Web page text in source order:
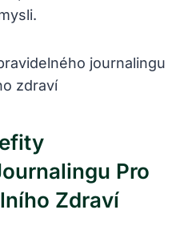
Pro
Zdraví